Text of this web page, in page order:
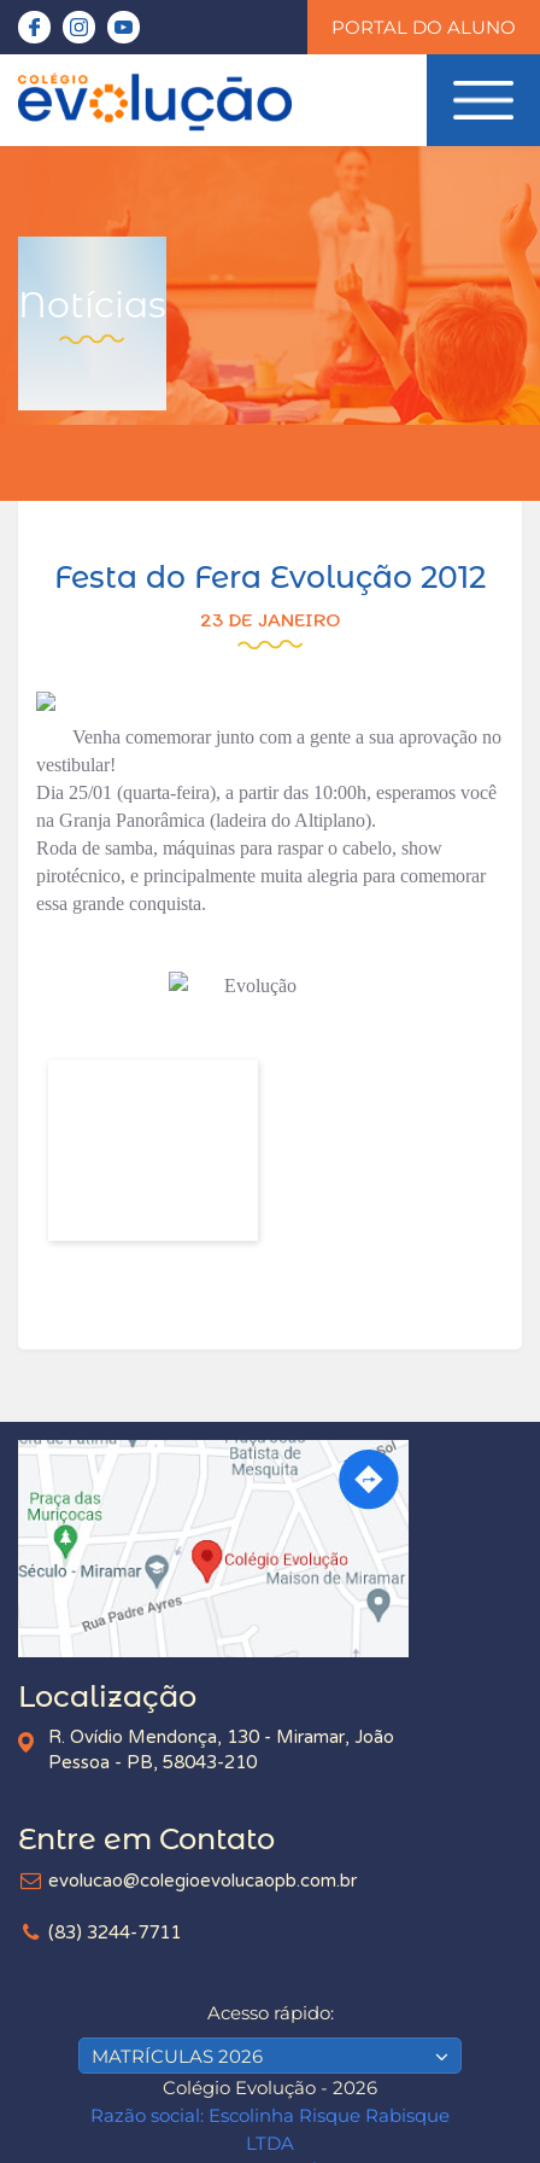
PORTAL DO ALUNO
Notícias
Festa do Fera Evolução 2012
23 DE JANEIRO
Venha comemorar junto com a gente a sua aprovação no
vestibular!
Dia 25/01 (quarta-feira), a partir das 10:00h, esperamos você
na Granja Panorâmica (ladeira do Altiplano).
Roda de samba, máquinas para raspar o cabelo, show
pirotécnico, e principalmente muita alegria para comemorar
essa grande conquista.
Localização
R. Ovídio Mendonça, 130 - Miramar, João
Pessoa - PB, 58043-210
Entre em Contato
evolucao@colegioevolucaopb.com.br
(83) 3244-7711
Colégio Evolução - 2026
Razão social: Escolinha Risque Rabisque
LTDA
Acesso rápido:
MATRÍCULAS 2026